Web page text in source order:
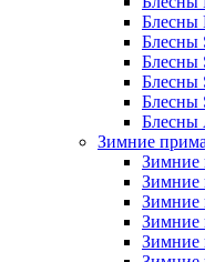
Блесны
Блесны
Блесны
Блесны
Блесны
Блесны
Зимние
Зимние
Зимние
Зимние
Зимние
Зимние